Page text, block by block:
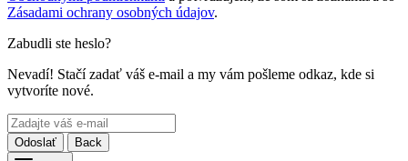
Zásadami ochrany osobných údajov.
Zabudli ste heslo?
Nevadí! Stačí zadať váš e-mail a my vám pošleme odkaz, kde si
vytvoríte nové.
Odoslať
Back